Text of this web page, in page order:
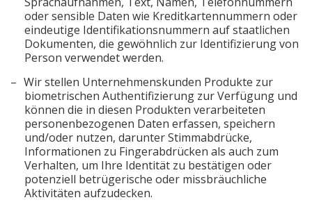
oder sensible Daten wie Kreditkartennummern oder
eindeutige Identifikationsnummern auf staatlichen
Dokumenten, die gewöhnlich zur Identifizierung von
Person verwendet werden.
Wir stellen Unternehmenskunden Produkte zur
biometrischen Authentifizierung zur Verfügung und
können die in diesen Produkten verarbeiteten
personenbezogenen Daten erfassen, speichern
und/oder nutzen, darunter Stimmabdrücke,
Informationen zu Fingerabdrücken als auch zum
Verhalten, um Ihre Identität zu bestätigen oder
potenziell betrügerische oder missbräuchliche
Aktivitäten aufzudecken.